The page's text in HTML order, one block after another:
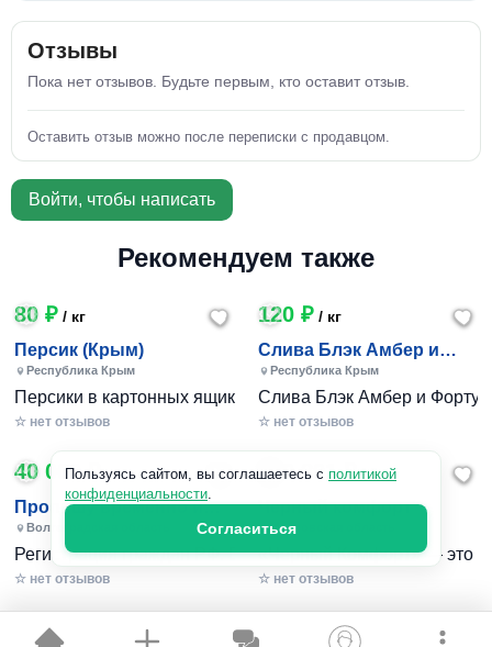
Отзывы
Пока нет отзывов. Будьте первым, кто оставит отзыв.
Оставить отзыв можно после переписки с продавцом.
Войти, чтобы написать
Рекомендуем также
80 ₽ / кг
Персик (Крым)
Республика Крым
Персики в картонных ящиках по 7-10 кг. Цена 80-200 руб
☆ нет отзывов
120 ₽/ кг
Слива Блэк Амбер и
Фортуна (Крым)
Республика Крым
Слива Блэк Амбер и
☆ нет отзывов
40 000 ₽
Пропишу временно и
постоянно в Волжском
Волгоградская область
Регистрация граждан РФ. Временная и постоянная
☆ нет отзывов
240 801 ₽/ 1шт
Черный комфорт
Московская область
«Черный Комфорт» — это
☆ нет отзывов
Пользуясь сайтом, вы соглашаетесь с политикой
конфиденциальности.
Согласиться